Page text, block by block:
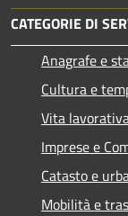
CATEGORIE DI
Anagrafe e
Cultura e
Vita
Imprese e
Catasto e
Mobilità e